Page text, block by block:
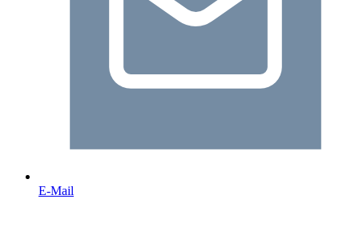
E-Mail